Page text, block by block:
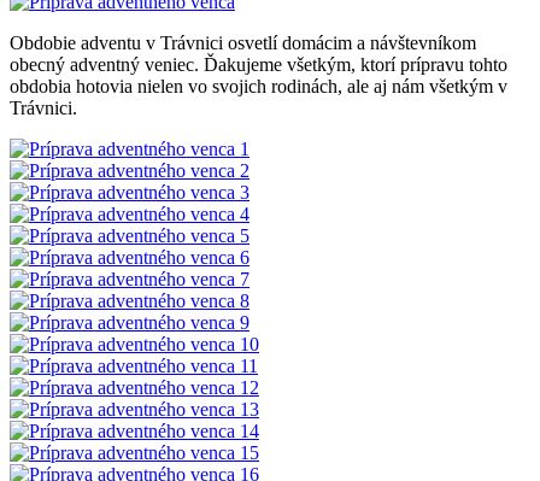
Obdobie adventu v Trávnici osvetlí domácim a návštevníkom
obecný adventný veniec. Ďakujeme všetkým, ktorí prípravu tohto
obdobia hotovia nielen vo svojich rodinách, ale aj nám všetkým v
Trávnici.